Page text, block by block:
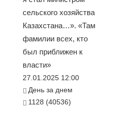
сельского хозяйства
Казахстана…». «Там
фамилии всех, кто
был приближен к
власти»
27.01.2025 12:00
День за днем
1128 (40536)